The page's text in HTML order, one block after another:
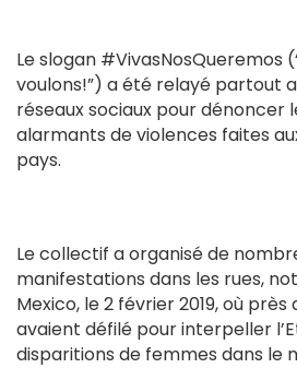
Le slogan #VivasNosQueremos
voulons!”) a été relayé partout
réseaux sociaux pour dénoncer
alarmants de violences faites
pays.
Le collectif a organisé de
manifestations dans les rues,
Mexico, le 2 février 2019, où
avaient défilé pour interpeller
disparitions de femmes dans le